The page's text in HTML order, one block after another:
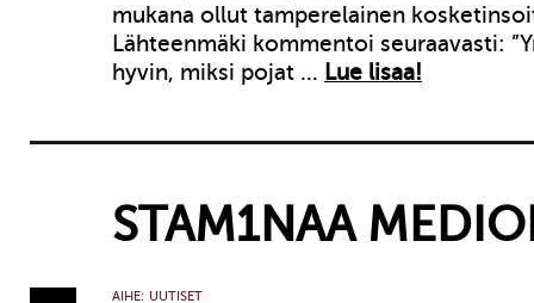
mukana ollut tamperelainen
Lähteenmäki kommentoi seuraavasti:
hyvin, miksi pojat … Lue lisaa!
STAM1NAA
AIHE: UUTISET